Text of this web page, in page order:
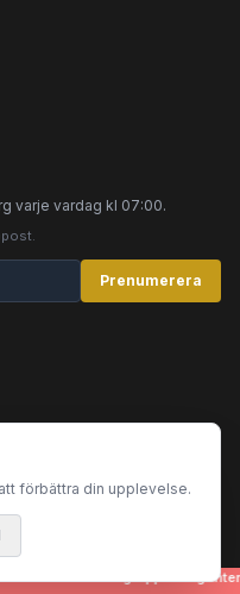
varje vardag kl 07:00.
Prenumerera
•
AI-agenter
förbättra din upplevelse.
av en grupp AI-agenter